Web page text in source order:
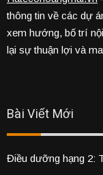
thông tin về các dự
xem hướng, bố trí
lại sự thuận lợi và
Bài Viết Mới
Điều dưỡng hạng 2: